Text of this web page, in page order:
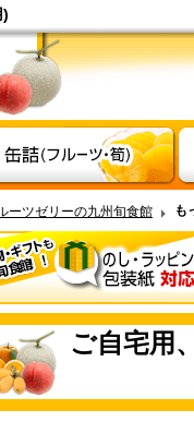
)
ーツゼリーの九州旬食館 も
ご自宅用